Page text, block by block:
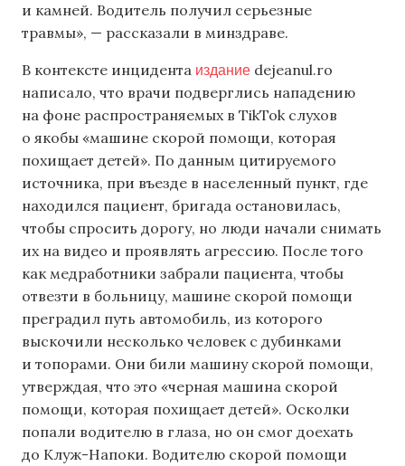
и камней. Водитель получил серьезные
травмы», — рассказали в минздраве.
В контексте инцидента издание dejeanul.ro
написало, что врачи подверглись нападению
на фоне распространяемых в TikTok слухов
о якобы «машине скорой помощи, которая
похищает детей». По данным цитируемого
источника, при въезде в населенный пункт, где
находился пациент, бригада остановилась,
чтобы спросить дорогу, но люди начали снимать
их на видео и проявлять агрессию. После того
как медработники забрали пациента, чтобы
отвезти в больницу, машине скорой помощи
преградил путь автомобиль, из которого
выскочили несколько человек с дубинками
и топорами. Они били машину скорой помощи,
утверждая, что это «черная машина скорой
помощи, которая похищает детей». Осколки
попали водителю в глаза, но он смог доехать
до Клуж-Напоки. Водителю скорой помощи